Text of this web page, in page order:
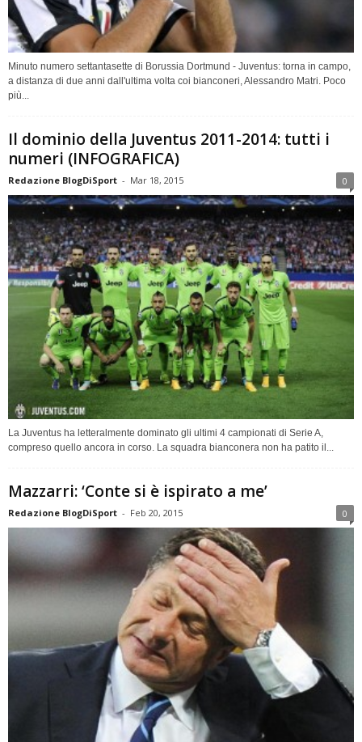
Minuto numero settantasette di Borussia Dortmund - Juventus: torna in campo,
a distanza di due anni dall'ultima volta coi bianconeri, Alessandro Matri. Poco
più...
Il dominio della Juventus 2011-2014: tutti i
numeri (INFOGRAFICA)
Redazione BlogDiSport - Mar 18, 2015 0
La Juventus ha letteralmente dominato gli ultimi 4 campionati di Serie A,
compreso quello ancora in corso. La squadra bianconera non ha patito il...
Mazzarri: ‘Conte si è ispirato a me’
Redazione BlogDiSport - Feb 20, 2015 0